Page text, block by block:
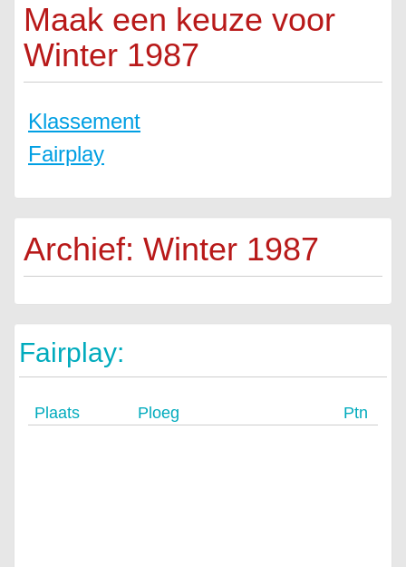
Maak een keuze voor
Winter 1987
Klassement
Fairplay
Archief: Winter 1987
Fairplay:
Plaats Ploeg Ptn